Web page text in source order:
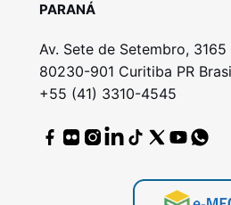
PARANÁ
Av. Sete de Setembro, 3165
80230-901 Curitiba PR
+55 (41) 3310-4545